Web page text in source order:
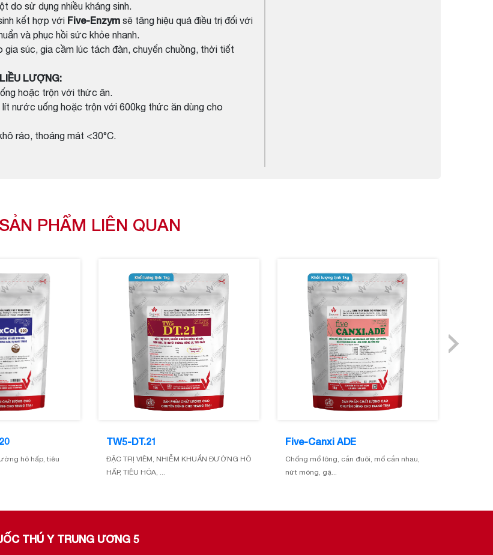
do sử dụng nhiều kháng sinh.
kết hợp với Five-Enzym sẽ tăng hiệu quả điều trị đối với
và phục hồi sức khỏe nhanh.
gia súc, gia cầm lúc tách đàn, chuyển chuồng, thời tiết
LƯỢNG:
hoặc trộn với thức ăn.
nước uống hoặc trộn với 600kg thức ăn dùng cho
ráo, thoáng mát <30°C.
SẢN PHẨM LIÊN QUAN
hô hấp, tiêu
TW5-DT.21
ĐẶC TRỊ VIÊM, NHIỄM KHUẨN ĐƯỜNG HÔ
HẤP, TIÊU HÓA, ...
Five-Canxi ADE
Chống mổ lông, cắn đuôi, mổ cắn nhau,
nứt móng, gặ...
THÚ Y TRUNG ƯƠNG 5